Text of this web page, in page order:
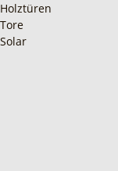
Holztüren
Tore
Solar